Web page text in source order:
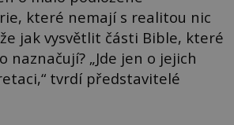
které nemají s realitou nic
jak vysvětlit části Bible, které
naznačují? „Jde jen o jejich
tvrdí představitelé